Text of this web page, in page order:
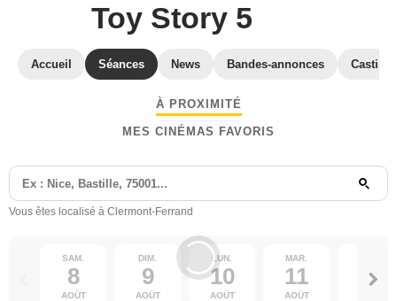
Toy Story 5
Accueil Séances News Bandes-annonces Casting
À PROXIMITÉ
MES CINÉMAS FAVORIS
Vous êtes localisé à Clermont-Ferrand
SAM.
8
AOÛT
DIM.
9
AOÛT
LUN.
10
AOÛT
MAR.
11
AOÛT
12